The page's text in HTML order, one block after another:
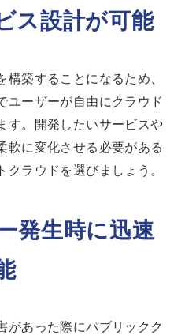
ス設計が可能
構築することになるため、
ユーザーが自由にクラウド
す。開発したいサービスや
軟に変化させる必要がある
ラウドを選びましょう。
発生時に迅速
があった際にパブリックク